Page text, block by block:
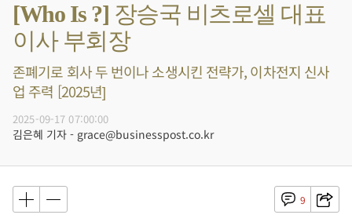
[Who Is ?] 장승국 비츠로셀 대표
이사 부회장
존폐기로 회사 두 번이나 소생시킨 전략가, 이차전지 신사
업 주력 [2025년]
2025-09-17 07:00:00
김은혜 기자 - grace@businesspost.co.kr
9